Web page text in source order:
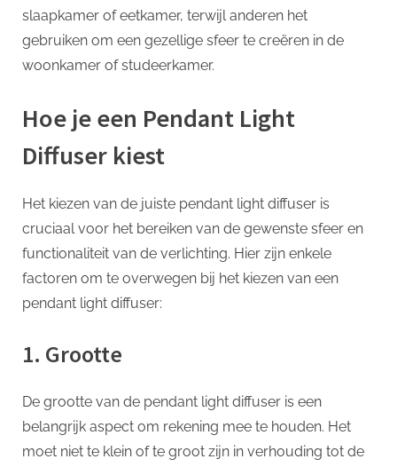
slaapkamer of eetkamer, terwijl anderen het
gebruiken om een gezellige sfeer te creëren in de
woonkamer of studeerkamer.
Hoe je een Pendant Light
Diffuser kiest
Het kiezen van de juiste pendant light diffuser is
cruciaal voor het bereiken van de gewenste sfeer en
functionaliteit van de verlichting. Hier zijn enkele
factoren om te overwegen bij het kiezen van een
pendant light diffuser:
1. Grootte
De grootte van de pendant light diffuser is een
belangrijk aspect om rekening mee te houden. Het
moet niet te klein of te groot zijn in verhouding tot de